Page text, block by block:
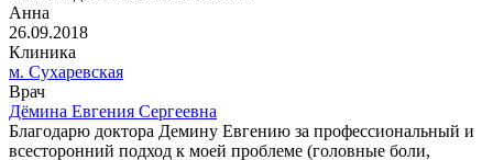
Анна
26.09.2018
Клиника
м. Сухаревская
Врач
Дёмина Евгения Сергеевна
Благодарю доктора Демину Евгению за профессиональный и
всесторонний подход к моей проблеме (головные боли,